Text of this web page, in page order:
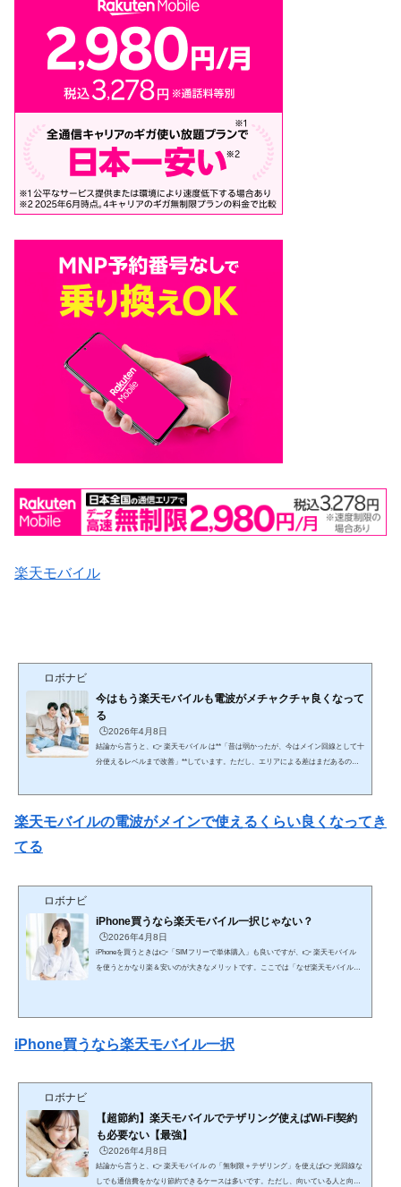
楽天モバイル
ロボナビ
今はもう楽天モバイルも電波がメチャクチャ良くなって
る
🕒️2026年4月8日
結論から言うと、👉 楽天モバイル は**「昔は弱かったが、今はメイン回線として十
分使えるレベルまで改善」**しています。ただし、エリアによる差はまだあるのが
の時期は👉 「サブ回線向け」と言われるレベル🔄 ② なぜ改善したのか（重要）■
楽天モバイルの電波がメインで使えるくらい良くなってき
てる
ロボナビ
iPhone買うなら楽天モバイル一択じゃない？
🕒️2026年4月8日
iPhoneを買うときは👉「SIMフリーで単体購入」も良いですが、👉 楽天モバイル
を使うとかなり楽＆安いのが大きなメリットです。ここでは「なぜ楽天モバイルで
べ...
iPhone買うなら楽天モバイル一択
ロボナビ
【超節約】楽天モバイルでテザリング使えばWi-Fi契約
も必要ない【最強】
🕒️2026年4月8日
結論から言うと、👉 楽天モバイル の「無制限＋テザリング」を使えば👉 光回線な
しでも通信費をかなり節約できるケースは多いです。ただし、向いている人と向い